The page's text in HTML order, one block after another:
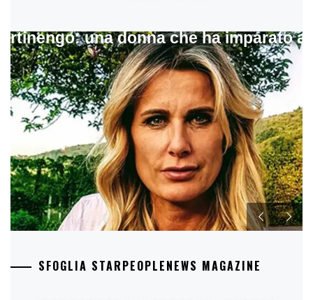
una donna che ha imparato a
SFOGLIA STARPEOPLENEWS MAGAZINE